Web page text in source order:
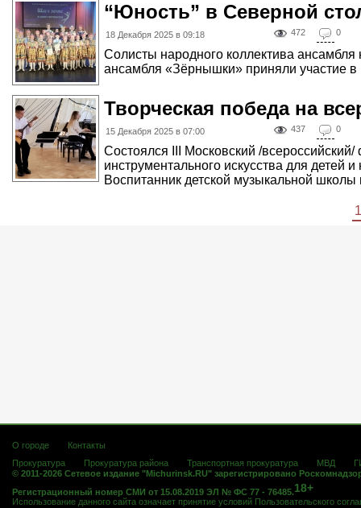
“Юность” в Северной
18 Декабря 2025 в 09:18 472 0
Солисты народного коллектива
ансамбля «Зёрнышки» приняли участие в
Творческая победа на
15 Декабря 2025 в 07:00 437 0
Состоялся III Московский /
инструментального искусства для детей
Воспитанник детской музыкальной
1
О городе
Контакты
Прокуратура
Прокуратура района Транспортная прокуратура МВД
© 2011-2026 Сетевое издание "Michurinsk.RU" зарегистрировано
Регистрационный номер СМИ от 15.08.2019 ЭЛ № ФС 77 - 76485.18+
Использование данного сайта означает принятие условий Пользовательского